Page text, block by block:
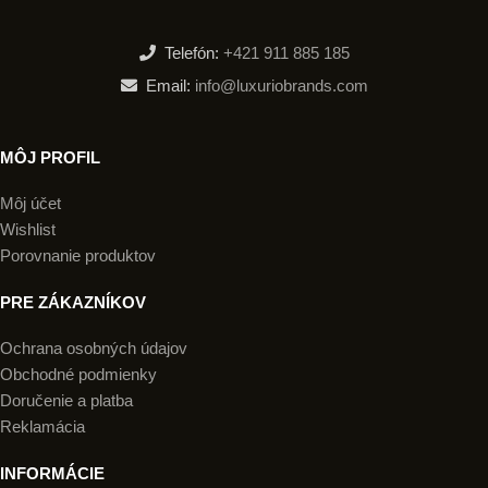
Telefón: +421 911 885 185
Email: info@luxuriobrands.com
MÔJ PROFIL
Môj účet
Wishlist
Porovnanie produktov
PRE ZÁKAZNÍKOV
Ochrana osobných údajov
Obchodné podmienky
Doručenie a platba
Reklamácia
INFORMÁCIE